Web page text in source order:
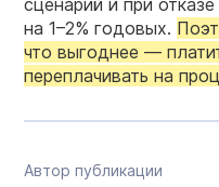
на 1–2% годовых.
что выгоднее —
переплачивать на
Автор публикации